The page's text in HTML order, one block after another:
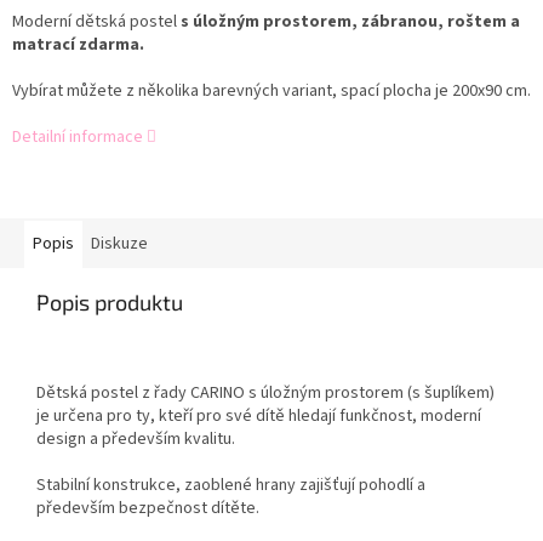
Moderní dětská postel s úložným prostorem, zábranou, roštem a
matrací zdarma.
Vybírat můžete z několika barevných variant, spací plocha je 200x90 cm.
Detailní informace
Popis Diskuze
Popis produktu
Dětská postel z řady CARINO s úložným prostorem (s šuplíkem)
je určena pro ty, kteří pro své dítě hledají funkčnost, moderní
design a především kvalitu.
Stabilní konstrukce, zaoblené hrany zajišťují pohodlí a
především bezpečnost dítěte.